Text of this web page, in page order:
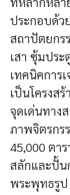
ประกอบด้ว
สถาปัตยกร
เสา ซุ้มปร
เทคนิคการ
เป็นโครงส
จุดเด่นทาง
ภาพจิตรกร
45,000 ตา
สลักและปั้น
พระพุทธรูป